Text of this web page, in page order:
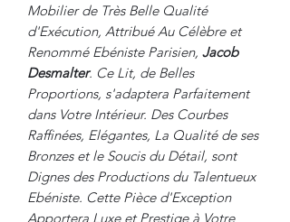
Mobilier de Très Belle Qualité
d'Exécution, Attribué Au Célèbre et
Renommé Ebéniste Parisien, Jacob
Desmalter. Ce Lit, de Belles
Proportions, s'adaptera Parfaitement
dans Votre Intérieur. Des Courbes
Raffinées, Elégantes, La Qualité de ses
Bronzes et le Soucis du Détail, sont
Dignes des Productions du Talentueux
Ebéniste. Cette Pièce d'Exception
Apportera Luxe et Prestige à Votre